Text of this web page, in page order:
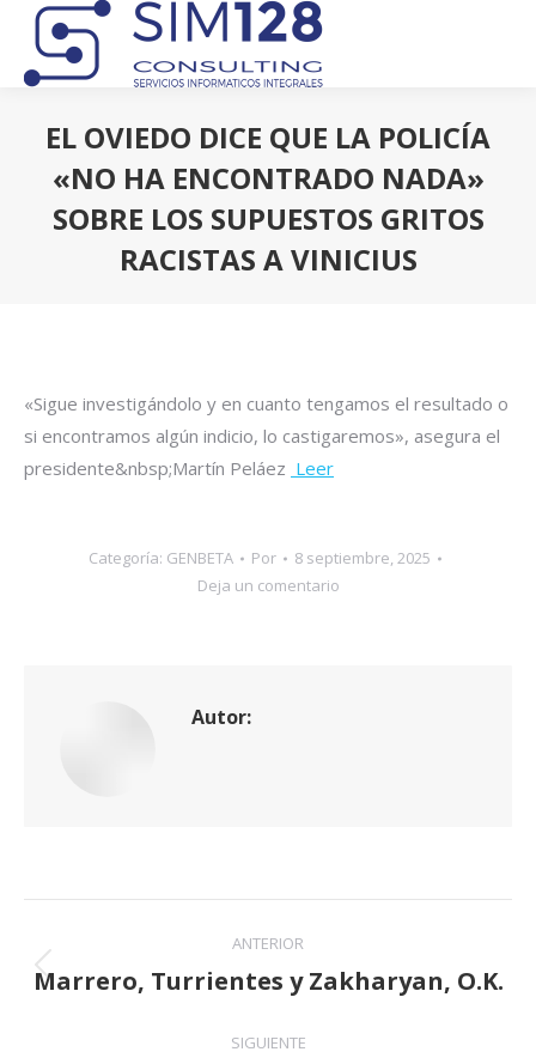
EL OVIEDO DICE QUE LA POLICÍA
«NO HA ENCONTRADO NADA»
SOBRE LOS SUPUESTOS GRITOS
RACISTAS A VINICIUS
«Sigue investigándolo y en cuanto tengamos el resultado o
si encontramos algún indicio, lo castigaremos», asegura el
presidente&nbsp;Martín Peláez Leer
Categoría: GENBETA Por
8 septiembre, 2025
Deja un comentario
Autor:
Navegación
entre
publicaciones
ANTERIOR
Publicación
Marrero, Turrientes y Zakharyan, O.K.
SIGUIENTE